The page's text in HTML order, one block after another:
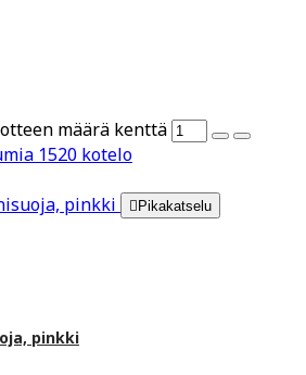
määrä kenttä
1520 kotelo
 Pikakatselu
pinkki